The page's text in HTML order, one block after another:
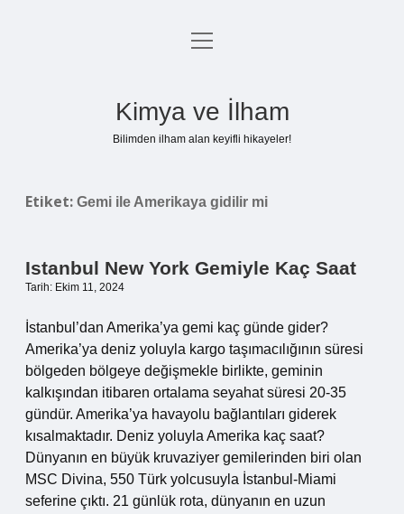
Anasayfa
menüyü
Kimya ve İlham
Bilimden ilham alan keyifli hikayeler!
Etiket: Gemi ile Amerikaya gidilir mi
Istanbul New York Gemiyle Kaç Saat
Tarih: Ekim 11, 2024
İstanbul’dan Amerika’ya gemi kaç günde gider?
Amerika’ya deniz yoluyla kargo taşımacılığının süresi
bölgeden bölgeye değişmekle birlikte, geminin
kalkışından itibaren ortalama seyahat süresi 20-35
gündür. Amerika’ya havayolu bağlantıları giderek
kısalmaktadır. Deniz yoluyla Amerika kaç saat?
Dünyanın en büyük kruvaziyer gemilerinden biri olan
MSC Divina, 550 Türk yolcusuyla İstanbul-Miami
seferine çıktı. 21 günlük rota, dünyanın en uzun